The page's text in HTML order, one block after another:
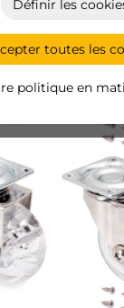
Définir les
toutes les
politique en